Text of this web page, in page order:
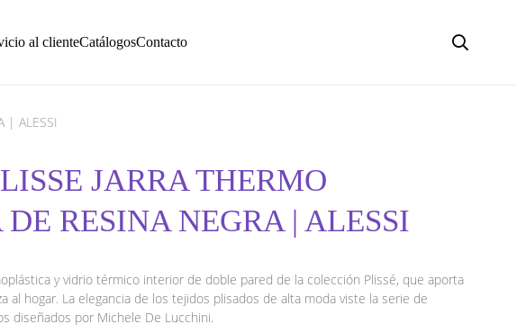
al clienteCatálogosContacto
| ALESSI
JARRA THERMO
RESINA NEGRA | ALESSI
y vidrio térmico interior de doble pared de la colección Plissé, que aporta
al hogar. La elegancia de los tejidos plisados de alta moda viste la serie de
diseñados por Michele De Lucchini.